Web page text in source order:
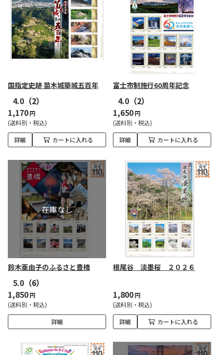
国指定史跡 苗木城築城五百年
4.0 （2）
1,170円
(送料別・税込)
詳細 カートに入れる
富士市制施行60周年記念
4.0 （2）
1,650円
(送料別・税込)
詳細 カートに入れる
鈴木亜由子のふるさと豊橋
5.0 （6）
1,850円
(送料別・税込)
詳細
根尾谷 淡墨桜 ２０２６
1,800円
(送料別・税込)
詳細 カートに入れる